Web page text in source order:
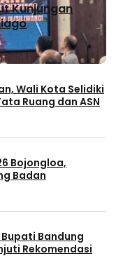
Kunjungan
Wali Kota Selidiki
Ruang dan ASN
Bojongloa,
Badan
Bandung
Rekomendasi